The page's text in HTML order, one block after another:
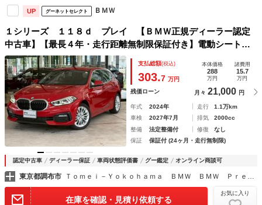
UP グーネットセレクト ＢＭＷ
１シリーズ １１８ｄ プレイ 【ＢＭＷ正規ディーラー認定
中古車】【最長４年・走行距離無制限保証付き】電動シート／
ヘッドアップディスプレイ／オートトランク／ワイヤレスチャ
ージ／ＡＣＣ／バックカメラ／後退アシスト／アンビエントラ
イト
支払総額(税込)
303.7 万円
本体価格
288
万円
諸費用
15.7
万円
残価ローン 月々 21,000 円
年式 2024年 走行
1.1万km
車検
2027年7月 排気
2000cc
整備
法定整備付 修復
なし
保証
保証付 (24ヶ月・走行無制限)
認定中古車 ディーラー保証 車両状態評価書 グー鑑定 オンライン商談可
東京都調布市 Ｔｏｍｅｉ－Ｙｏｋｏｈａｍａ ＢＭＷ ＢＭＷ Ｐｒｅｍｉｕｍ Ｓｅｌｅｃｔｉｏｎ 調布
在庫を確認・見積り依頼する
お気に入り